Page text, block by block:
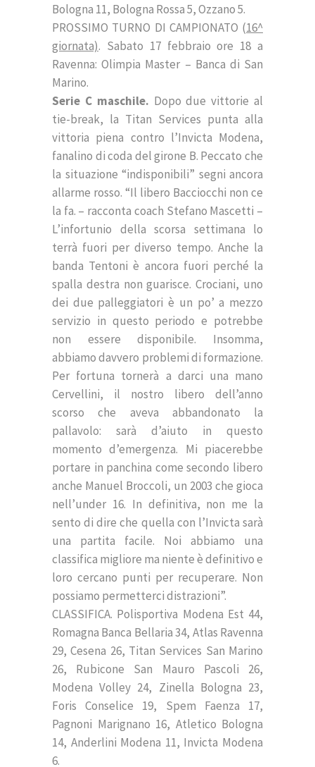
Bologna 11, Bologna Rossa 5, Ozzano 5.
PROSSIMO TURNO DI CAMPIONATO (16^
giornata). Sabato 17 febbraio ore 18 a
Ravenna: Olimpia Master – Banca di San
Marino.
Serie C maschile. Dopo due vittorie al
tie-break, la Titan Services punta alla
vittoria piena contro l’Invicta Modena,
fanalino di coda del girone B. Peccato che
la situazione “indisponibili” segni ancora
allarme rosso. “Il libero Bacciocchi non ce
la fa. – racconta coach Stefano Mascetti –
L’infortunio della scorsa settimana lo
terrà fuori per diverso tempo. Anche la
banda Tentoni è ancora fuori perché la
spalla destra non guarisce. Crociani, uno
dei due palleggiatori è un po’ a mezzo
servizio in questo periodo e potrebbe
non essere disponibile. Insomma,
abbiamo davvero problemi di formazione.
Per fortuna tornerà a darci una mano
Cervellini, il nostro libero dell’anno
scorso che aveva abbandonato la
pallavolo: sarà d’aiuto in questo
momento d’emergenza. Mi piacerebbe
portare in panchina come secondo libero
anche Manuel Broccoli, un 2003 che gioca
nell’under 16. In definitiva, non me la
sento di dire che quella con l’Invicta sarà
una partita facile. Noi abbiamo una
classifica migliore ma niente è definitivo e
loro cercano punti per recuperare. Non
possiamo permetterci distrazioni”.
CLASSIFICA. Polisportiva Modena Est 44,
Romagna Banca Bellaria 34, Atlas Ravenna
29, Cesena 26, Titan Services San Marino
26, Rubicone San Mauro Pascoli 26,
Modena Volley 24, Zinella Bologna 23,
Foris Conselice 19, Spem Faenza 17,
Pagnoni Marignano 16, Atletico Bologna
14, Anderlini Modena 11, Invicta Modena
6.